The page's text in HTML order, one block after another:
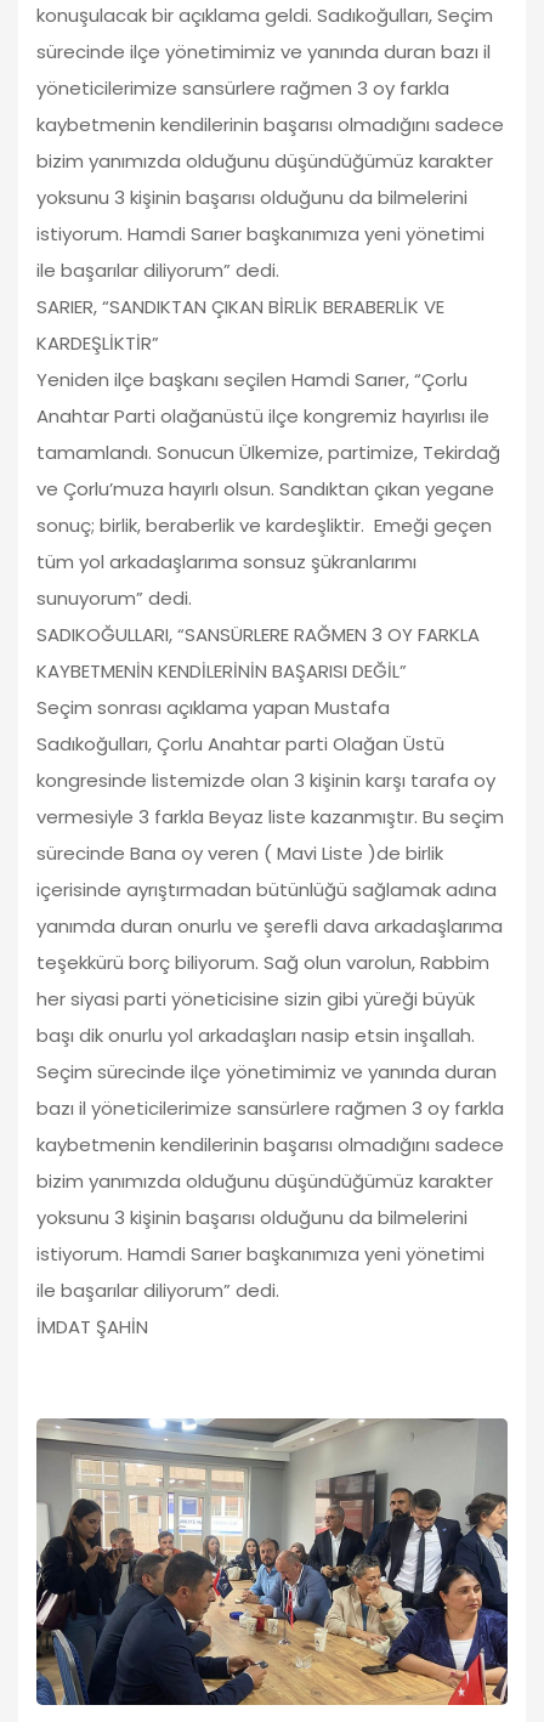
konuşulacak bir açıklama geldi. Sadıkoğulları, Seçim
sürecinde ilçe yönetimimiz ve yanında duran bazı il
yöneticilerimize sansürlere rağmen 3 oy farkla
kaybetmenin kendilerinin başarısı olmadığını sadece
bizim yanımızda olduğunu düşündüğümüz karakter
yoksunu 3 kişinin başarısı olduğunu da bilmelerini
istiyorum. Hamdi Sarıer başkanımıza yeni yönetimi
ile başarılar diliyorum” dedi.
SARIER, “SANDIKTAN ÇIKAN BİRLİK BERABERLİK VE
KARDEŞLİKTİR”
Yeniden ilçe başkanı seçilen Hamdi Sarıer, “Çorlu
Anahtar Parti olağanüstü ilçe kongremiz hayırlısı ile
tamamlandı. Sonucun Ülkemize, partimize, Tekirdağ
ve Çorlu’muza hayırlı olsun. Sandıktan çıkan yegane
sonuç; birlik, beraberlik ve kardeşliktir. Emeği geçen
tüm yol arkadaşlarıma sonsuz şükranlarımı
sunuyorum” dedi.
SADIKOĞULLARI, “SANSÜRLERE RAĞMEN 3 OY FARKLA
KAYBETMENİN KENDİLERİNİN BAŞARISI DEĞİL”
Seçim sonrası açıklama yapan Mustafa
Sadıkoğulları, Çorlu Anahtar parti Olağan Üstü
kongresinde listemizde olan 3 kişinin karşı tarafa oy
vermesiyle 3 farkla Beyaz liste kazanmıştır. Bu seçim
sürecinde Bana oy veren ( Mavi Liste )de birlik
içerisinde ayrıştırmadan bütünlüğü sağlamak adına
yanımda duran onurlu ve şerefli dava arkadaşlarıma
teşekkürü borç biliyorum. Sağ olun varolun, Rabbim
her siyasi parti yöneticisine sizin gibi yüreği büyük
başı dik onurlu yol arkadaşları nasip etsin inşallah.
Seçim sürecinde ilçe yönetimimiz ve yanında duran
bazı il yöneticilerimize sansürlere rağmen 3 oy farkla
kaybetmenin kendilerinin başarısı olmadığını sadece
bizim yanımızda olduğunu düşündüğümüz karakter
yoksunu 3 kişinin başarısı olduğunu da bilmelerini
istiyorum. Hamdi Sarıer başkanımıza yeni yönetimi
ile başarılar diliyorum” dedi.
İMDAT ŞAHİN